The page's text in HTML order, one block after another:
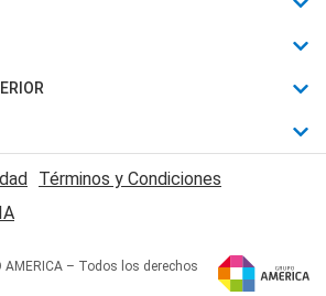
Términos y Condiciones
AMERICA – Todos los derechos